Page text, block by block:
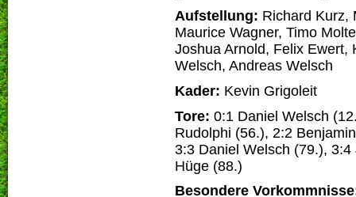
Aufstellung: Richard Kurz,
Maurice Wagner, Timo
Joshua Arnold, Felix Ewert,
Welsch, Andreas Welsch
Kader: Kevin Grigoleit
Tore: 0:1 Daniel Welsch
Rudolphi (56.), 2:2
3:3 Daniel Welsch (79.),
Hüge (88.)
Besondere